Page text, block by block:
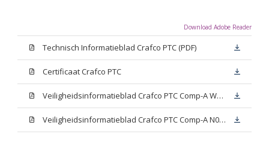
Download Adobe Reader
Technisch Informatieblad Crafco PTC (PDF)
Certificaat Crafco PTC
Veiligheidsinformatieblad Crafco PTC Comp-A W05 (MSDS)
Veiligheidsinformatieblad Crafco PTC Comp-A N00 (MSDS)